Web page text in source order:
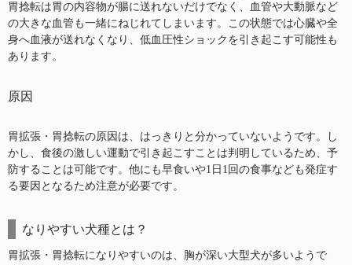
胃捻転は胃の内容物が腸に送れないだけでなく、血管や大動脈など
の大きな血管も一緒にねじれてしまいます。この状態では心臓や全
身へ血液が送れなくなり、低血圧性ショックを引き起こす可能性も
あります。
原因
胃拡張・胃捻転の原因は、はっきりと分かっていないようです。し
かし、食後の激しい運動で引き起こすことは判明しているため、予
防することは可能です。他にも早食いや1日1回の食事なども発症す
る要因となるため注意が必要です。
なりやすい犬種とは？
胃拡張・胃捻転になりやすいのは、胸が深い大型犬が多いようで